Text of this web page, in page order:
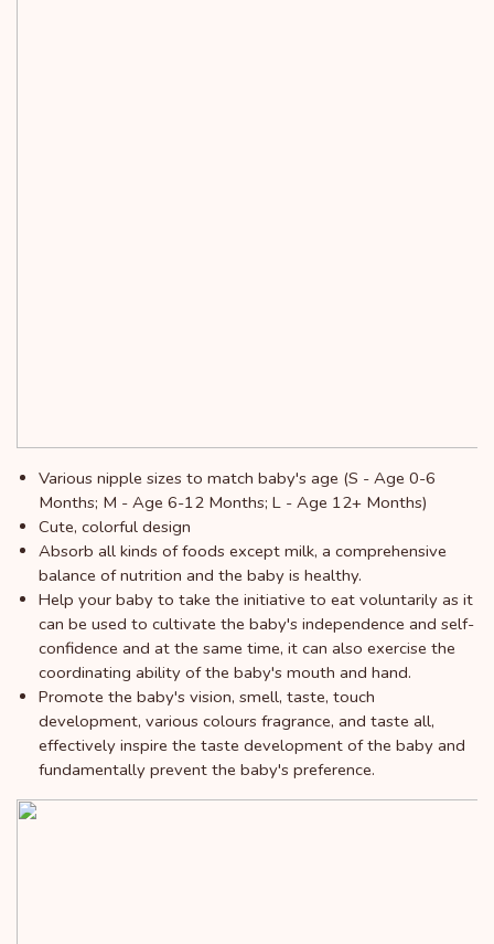
Various nipple sizes to match baby's age (S - Age 0-6
Months; M - Age 6-12 Months; L - Age 12+ Months)
Cute, colorful design
Absorb all kinds of foods except milk, a comprehensive
balance of nutrition and the baby is healthy.
Help your baby to take the initiative to eat voluntarily as it
can be used to cultivate the baby's independence and self-
confidence and at the same time, it can also exercise the
coordinating ability of the baby's mouth and hand.
Promote the baby's vision, smell, taste, touch
development, various colours fragrance, and taste all,
effectively inspire the taste development of the baby and
fundamentally prevent the baby's preference.